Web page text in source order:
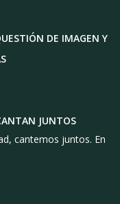
DE IMAGEN Y
JUNTOS
cantemos juntos. En